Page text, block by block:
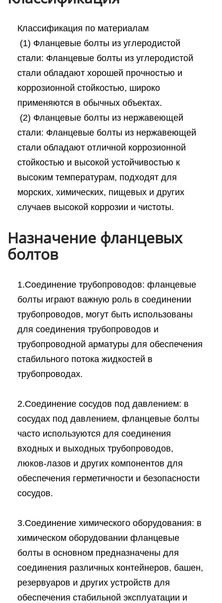
Классификация по материалам
(1) Фланцевые болты из углеродистой
стали: Фланцевые болты из углеродистой
стали обладают хорошей прочностью и
коррозионной стойкостью, широко
применяются в обычных объектах.
(2) Фланцевые болты из нержавеющей
стали: Фланцевые болты из нержавеющей
стали обладают отличной коррозионной
стойкостью и высокой устойчивостью к
высоким температурам, подходят для
морских, химических, пищевых и других
случаев высокой коррозии и чистоты.
Назначение фланцевых
болтов
1.Соединение трубопроводов: фланцевые
болты играют важную роль в соединении
трубопроводов, могут быть использованы
для соединения трубопроводов и
трубопроводной арматуры для обеспечения
стабильного потока жидкостей в
трубопроводах.
2.Соединение сосудов под давлением: в
сосудах под давлением, фланцевые болты
часто используются для соединения
входных и выходных трубопроводов,
люков-лазов и других компонентов для
обеспечения герметичности и безопасности
сосудов.
3.Соединение химического оборудования: в
химическом оборудовании фланцевые
болты в основном предназначены для
соединения различных контейнеров, башен,
резервуаров и других устройств для
обеспечения стабильной эксплуатации и